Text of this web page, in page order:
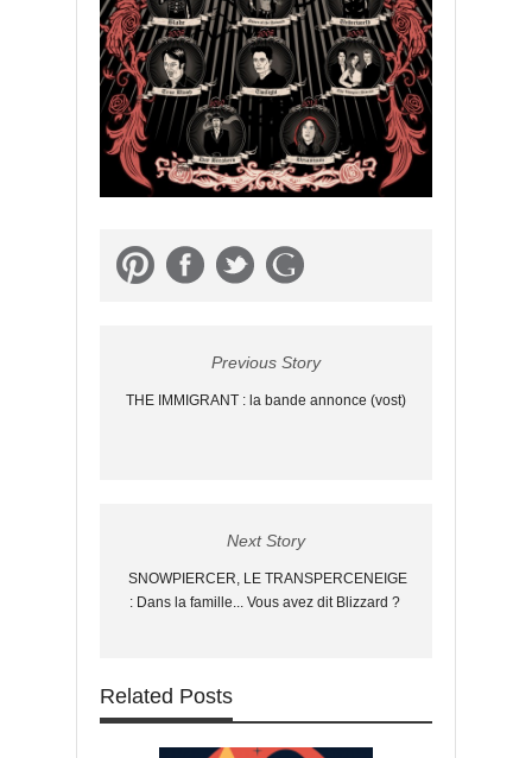
Previous Story
THE IMMIGRANT : la bande annonce (vost)
Next Story
SNOWPIERCER, LE TRANSPERCENEIGE
: Dans la famille... Vous avez dit Blizzard ?
Related Posts